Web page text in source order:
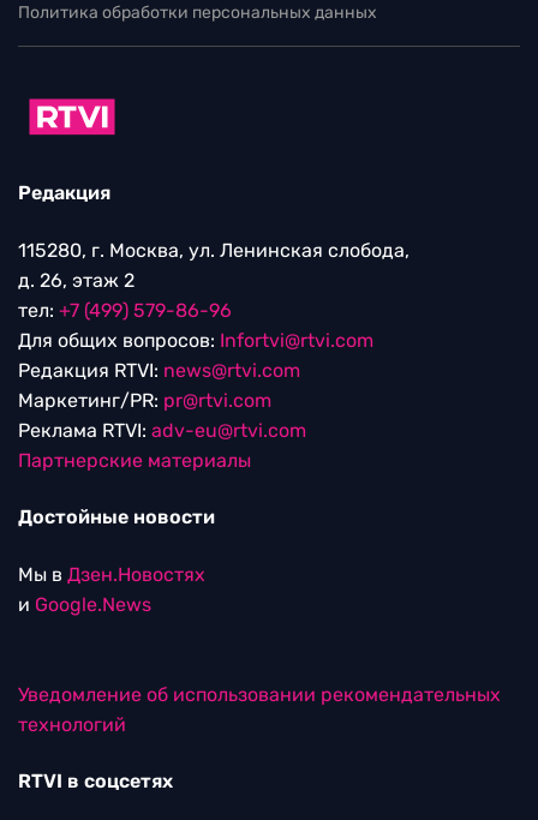
Политика обработки персональных данных
Редакция
115280, г. Москва, ул. Ленинская слобода,
д. 26, этаж 2
тел: +7 (499) 579-86-96
Для общих вопросов: Infortvi@rtvi.com
Редакция RTVI: news@rtvi.com
Маркетинг/PR: pr@rtvi.com
Реклама RTVI: adv-eu@rtvi.com
Партнерские материалы
Достойные новости
Мы в Дзен.Новостях
и Google.News
Уведомление об использовании рекомендательных
технологий
RTVI в соцсетях